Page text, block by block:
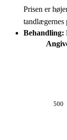
Prisen er
tandlægernes
500